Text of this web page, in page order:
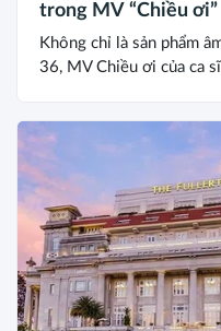
trong MV “Chiều ơi”
Không chỉ là sản phẩm
36, MV Chiều ơi của ca